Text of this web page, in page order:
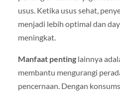
usus. Ketika usus sehat,
menjadi lebih optimal dan
meningkat.
Manfaat pentinglainnya
membantu mengurangi
pencernaan. Dengan